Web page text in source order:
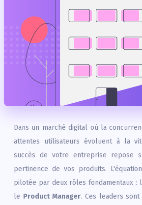
Dans un marché digital où la
attentes utilisateurs évoluent à la
succès de votre entreprise repose
pertinence de vos produits.
pilotée par deux rôles fondamentaux :
le Product Manager. Ces leaders